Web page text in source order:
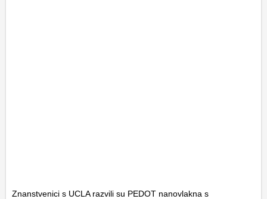
Znanstvenici s UCLA razvili su PEDOT nanovlakna s